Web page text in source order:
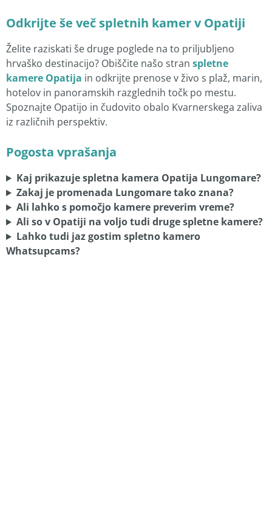
Odkrijte še več spletnih kamer v Opatiji
Želite raziskati še druge poglede na to priljubljeno
hrvaško destinacijo? Obiščite našo stran spletne
kamere Opatija in odkrijte prenose v živo s plaž, marin,
hotelov in panoramskih razglednih točk po mestu.
Spoznajte Opatijo in čudovito obalo Kvarnerskega zaliva
iz različnih perspektiv.
Pogosta vprašanja
Kaj prikazuje spletna kamera Opatija Lungomare?
Zakaj je promenada Lungomare tako znana?
Ali lahko s pomočjo kamere preverim vreme?
Ali so v Opatiji na voljo tudi druge spletne kamere?
Lahko tudi jaz gostim spletno kamero
Whatsupcams?